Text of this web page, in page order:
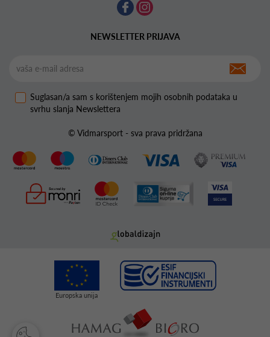
NEWSLETTER PRIJAVA
Suglasan/a sam s korištenjem mojih osobnih podataka u
svrhu slanja Newslettera
© Vidmarsport - sva prava pridržana